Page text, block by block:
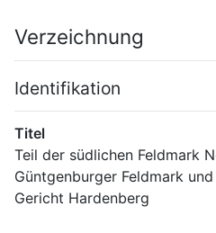
Verzeichnung
Identifikation
Titel
Teil der südlichen Feldmark
Güntgenburger Feldmark